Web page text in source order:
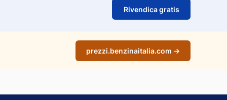
Rivendica gratis
prezzi.benzinaitalia.com →